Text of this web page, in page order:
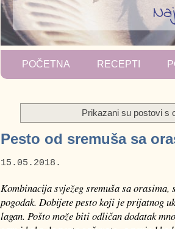
POČETNA RECEPTI
Prikazani su postovi s
Pesto od sremuša sa
15.05.2018.
Kombinacija svježeg sremuša sa
pogodak. Dobijete pesto koji je prijatnog
lagan. Pošto može biti odličan dodatak